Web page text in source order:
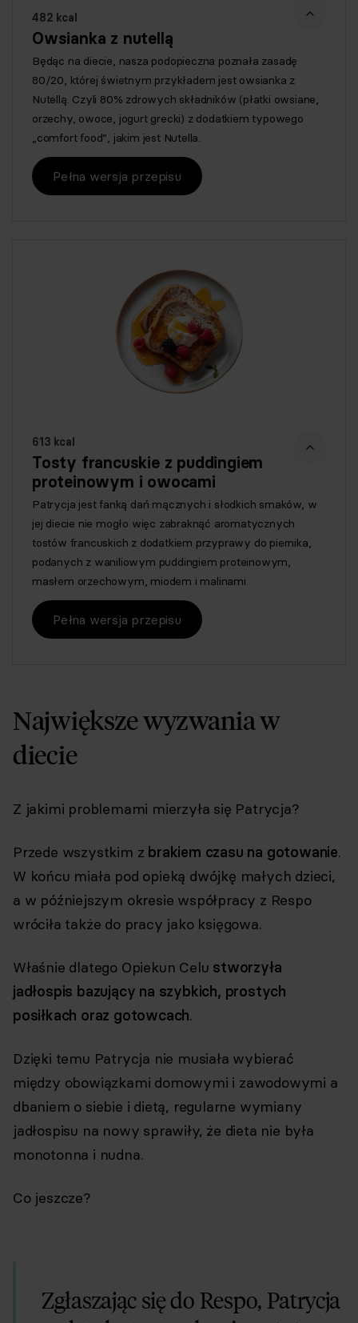
482 kcal
Owsianka z nutellą
Będąc na diecie, nasza podopieczna poznała zasadę
80/20, której świetnym przykładem jest owsianka z
Nutellą. Czyli 80% zdrowych składników (płatki owsiane,
orzechy, owoce, jogurt grecki) z dodatkiem typowego
„comfort food”, jakim jest Nutella.
Pełna wersja przepisu
613 kcal
Tosty francuskie z puddingiem
proteinowym i owocami
Patrycja jest fanką dań mącznych i słodkich smaków, w
jej diecie nie mogło więc zabraknąć aromatycznych
tostów francuskich z dodatkiem przyprawy do piernika,
podanych z waniliowym puddingiem proteinowym,
masłem orzechowym, miodem i malinami.
Pełna wersja przepisu
Największe wyzwania w
diecie
Z jakimi problemami mierzyła się Patrycja?
Przede wszystkim z brakiem czasu na gotowanie.
W końcu miała pod opieką dwójkę małych dzieci,
a w późniejszym okresie współpracy z Respo
wróciła także do pracy jako księgowa.
Właśnie dlatego Opiekun Celu stworzyła
jadłospis bazujący na szybkich, prostych
posiłkach oraz gotowcach.
Dzięki temu Patrycja nie musiała wybierać
między obowiązkami domowymi i zawodowymi a
dbaniem o siebie i dietą, regularne wymiany
jadłospisu na nowy sprawiły, że dieta nie była
monotonna i nudna.
Co jeszcze?
Zgłaszając się do Respo, Patrycja